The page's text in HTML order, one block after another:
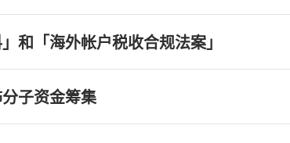
和「海外帐户税收合规法案」
子资金筹集